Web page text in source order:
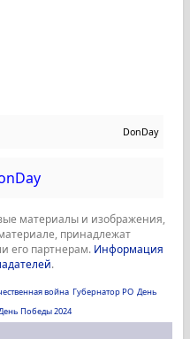
DonDay
материалы и изображения,
принадлежат
его партнерам. Информация
.
война Губернатор РО День
Победы 2024